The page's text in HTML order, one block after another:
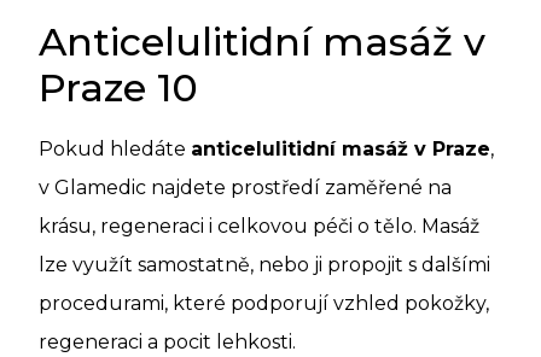
Anticelulitidní masáž v
Praze 10
Pokud hledáte anticelulitidní masáž v Praze,
v Glamedic najdete prostředí zaměřené na
krásu, regeneraci i celkovou péči o tělo. Masáž
lze využít samostatně, nebo ji propojit s dalšími
procedurami, které podporují vzhled pokožky,
regeneraci a pocit lehkosti.